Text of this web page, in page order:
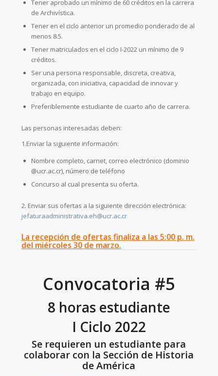
Tener aprobado un mínimo de 60 créditos en la carrera
de Archivística.
Tener en el ciclo anterior un promedio ponderado de al
menos 8.5.
Tener matriculados en el ciclo I-2022 un mínimo de 9
créditos.
Ser una persona responsable, discreta, creativa,
organizada, con iniciativa, capacidad de innovar y
trabajo en equipo.
Preferiblemente estudiante de cuarto año de carrera.
Las personas interesadas deben:
1.Enviar la siguiente información:
Nombre completo, carnet, correo electrónico (dominio
@ucr.ac.cr), número de teléfono
Concurso al cual presenta su oferta.
2. Enviar sus ofertas a la siguiente dirección electrónica:
jefaturaadministrativa.eh@ucr.ac.cr
La recepción de ofertas finaliza a las 5:00 p. m.
del miércoles 30 de marzo.
Convocatoria #5
8 horas estudiante
I Ciclo 2022
Se requieren un estudiante para
colaborar con la Sección de Historia
de América